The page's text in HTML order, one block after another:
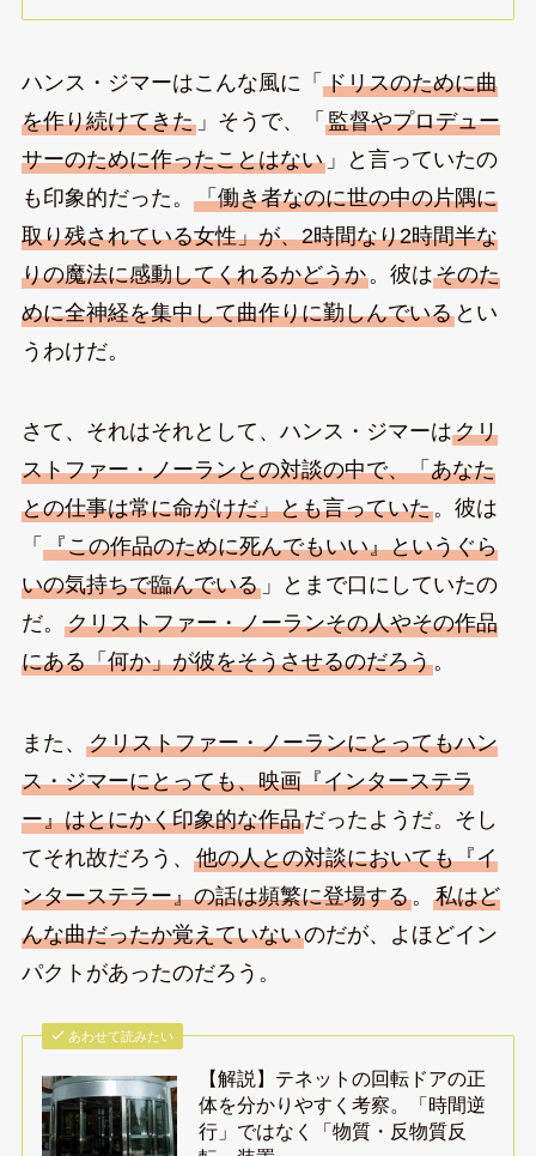
ハンス・ジマーはこんな風に「 ドリスのために曲
を作り続けてきた」そうで、「 監督やプロデュー
サーのために作ったことはない」と言っていたの
も印象的だった。 「働き者なのに世の中の片隅に
取り残されている女性」が、2時間なり2時間半な
りの魔法に感動してくれるかどうか。彼はそのた
めに全神経を集中して曲作りに勤しんでいるとい
うわけだ。
さて、それはそれとして、ハンス・ジマーはクリ
ストファー・ノーランとの対談の中で、「あなた
との仕事は常に命がけだ」とも言っていた。彼は
「 『この作品のために死んでもいい』というぐら
いの気持ちで臨んでいる」とまで口にしていたの
だ。 クリストファー・ノーランその人やその作品
にある「何か」が彼をそうさせるのだろう。
また、 クリストファー・ノーランにとってもハン
ス・ジマーにとっても、映画『インターステラ
ー』はとにかく印象的な作品だったようだ。そし
てそれ故だろう、 他の人との対談においても『イ
ンターステラー』の話は頻繁に登場する。 私はど
んな曲だったか覚えていないのだが、よほどイン
パクトがあったのだろう。
あわせて読みたい
【解説】テネットの回転ドアの正
体を分かりやすく考察。「時間逆
行」ではなく「物質・反物質反